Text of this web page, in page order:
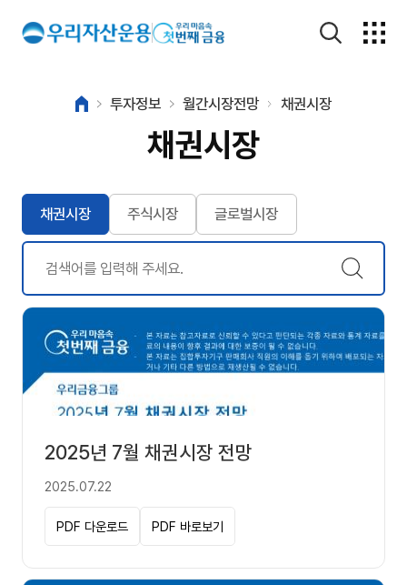
투자정보 월간시장전망 채권시장
채권시장
채권시장 주식시장 글로벌시장
2025년 7월 채권시장 전망
2025.07.22
PDF 다운로드 PDF 바로보기